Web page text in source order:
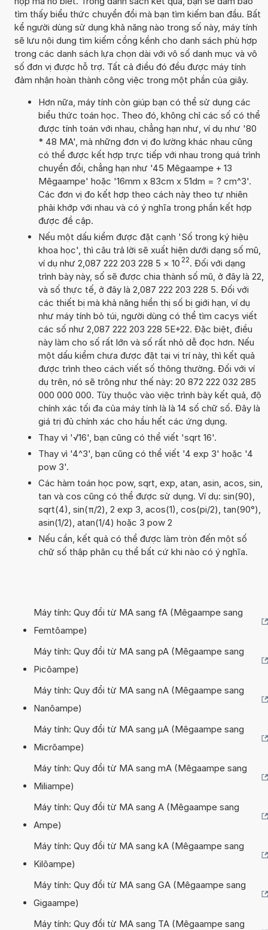
tìm thấy biểu thức chuyển đổi mà bạn tìm kiếm ban đầu. Bất
kể người dùng sử dụng khả năng nào trong số này, máy tính
sẽ lưu nội dung tìm kiếm cồng kềnh cho danh sách phù hợp
trong các danh sách lựa chọn dài với vô số danh mục và vô
số đơn vị được hỗ trợ. Tất cả điều đó đều được máy tính
đảm nhận hoàn thành công việc trong một phần của giây.
Hơn nữa, máy tính còn giúp bạn có thể sử dụng các
biểu thức toán học. Theo đó, không chỉ các số có thể
được tính toán với nhau, chẳng hạn như, ví dụ như '80
* 48 MA', mà những đơn vị đo lường khác nhau cũng
có thể được kết hợp trực tiếp với nhau trong quá trình
chuyển đổi, chẳng hạn như '45 Mêgaampe + 13
Mêgaampe' hoặc '16mm x 83cm x 51dm = ? cm^3'.
Các đơn vị đo kết hợp theo cách này theo tự nhiên
phải khớp với nhau và có ý nghĩa trong phần kết hợp
được đề cập.
Nếu một dấu kiểm được đặt cạnh 'Số trong ký hiệu
khoa học', thì câu trả lời sẽ xuất hiện dưới dạng số mũ,
ví dụ như 2,087 222 203 228 5 × 10 22. Đối với dạng
trình bày này, số sẽ được chia thành số mũ, ở đây là 22,
và số thực tế, ở đây là 2,087 222 203 228 5. Đối với
các thiết bị mà khả năng hiển thị số bị giới hạn, ví dụ
như máy tính bỏ túi, người dùng có thể tìm cacys viết
các số như 2,087 222 203 228 5E+22. Đặc biệt, điều
này làm cho số rất lớn và số rất nhỏ dễ đọc hơn. Nếu
một dấu kiểm chưa được đặt tại vị trí này, thì kết quả
được trình theo cách viết số thông thường. Đối với ví
dụ trên, nó sẽ trông như thế này: 20 872 222 032 285
000 000 000. Tùy thuộc vào việc trình bày kết quả, độ
chính xác tối đa của máy tính là là 14 số chữ số. Đây là
giá trị đủ chính xác cho hầu hết các ứng dụng.
Thay vì '√16', bạn cũng có thể viết 'sqrt 16'.
Thay vì '4^3', bạn cũng có thể viết '4 exp 3' hoặc '4
pow 3'.
Các hàm toán học pow, sqrt, exp, atan, asin, acos, sin,
tan và cos cũng có thể được sử dụng. Ví dụ: sin(90),
sqrt(4), sin(π/2), 2 exp 3, acos(1), cos(pi/2), tan(90°),
asin(1/2), atan(1/4) hoặc 3 pow 2
Nếu cần, kết quả có thể được làm tròn đến một số
chữ số thập phân cụ thể bất cứ khi nào có ý nghĩa.
Máy tính: Quy đổi từ MA sang fA (Mêgaampe sang
Femtôampe)
Máy tính: Quy đổi từ MA sang pA (Mêgaampe sang
Picôampe)
Máy tính: Quy đổi từ MA sang nA (Mêgaampe sang
Nanôampe)
Máy tính: Quy đổi từ MA sang µA (Mêgaampe sang
Micrôampe)
Máy tính: Quy đổi từ MA sang mA (Mêgaampe sang
Miliampe)
Máy tính: Quy đổi từ MA sang A (Mêgaampe sang
Ampe)
Máy tính: Quy đổi từ MA sang kA (Mêgaampe sang
Kilôampe)
Máy tính: Quy đổi từ MA sang GA (Mêgaampe sang
Gigaampe)
Máy tính: Quy đổi từ MA sang TA (Mêgaampe sang